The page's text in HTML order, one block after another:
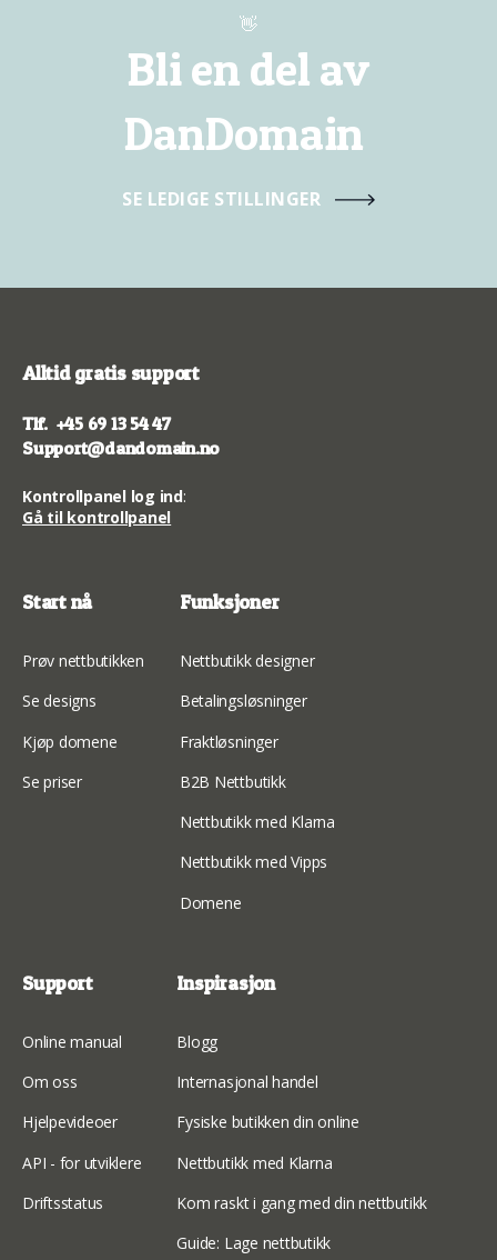
👋
Bli en del av
DanDomain
SE LEDIGE STILLINGER
Alltid gratis support
Tlf. +45 69 13 54 47
Support@dandomain.no
Kontrollpanel log ind:
Gå til kontrollpanel
Start nå
Prøv nettbutikken
Se designs
Kjøp domene
Se priser
Funksjoner
Nettbutikk designer
Betalingsløsninger
Fraktløsninger
B2B Nettbutikk
Nettbutikk med Klarna
Nettbutikk med Vipps
Domene
Support
Online manual
Om oss
Hjelpevideoer
API - for utviklere
Driftsstatus
Inspirasjon
Blogg
Internasjonal handel
Fysiske butikken din online
Nettbutikk med Klarna
Kom raskt i gang med din nettbutikk
Guide: Lage nettbutikk